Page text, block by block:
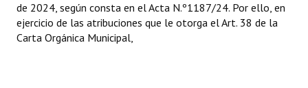
de 2024, según consta en el Acta N.º1187/24. Por ello, en
ejercicio de las atribuciones que le otorga el Art. 38 de la
Carta Orgánica Municipal,